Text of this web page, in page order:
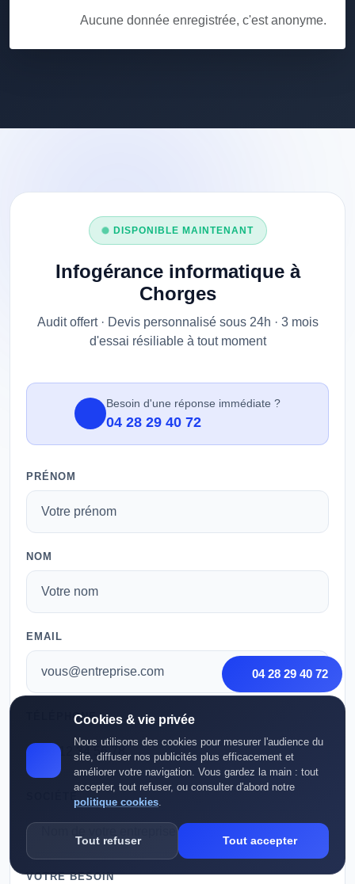
04 28 29 40 72
Cookies & vie privée
Nous utilisons des cookies pour mesurer l'audience du
site, diffuser nos publicités plus efficacement et
améliorer votre navigation. Vous gardez la main : tout
accepter, tout refuser, ou consulter d'abord notre
politique cookies.
Tout refuser Tout accepter
Aucune donnée enregistrée, c'est anonyme.
DISPONIBLE MAINTENANT
Infogérance informatique à
Chorges
Audit offert · Devis personnalisé sous 24h · 3 mois
d'essai résiliable à tout moment
Besoin d'une réponse immédiate ?
04 28 29 40 72
PRÉNOM
NOM
EMAIL
TÉLÉPHONE
VOTRE BESOIN